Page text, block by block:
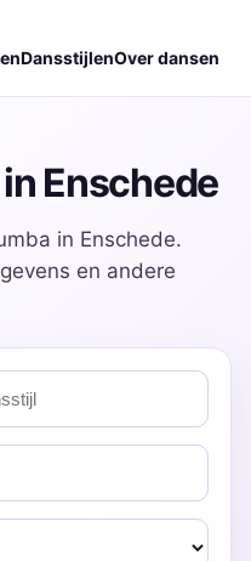
DansstijlenOver dansen
Enschede
in Enschede.
en andere